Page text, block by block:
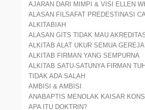
AJARAN DARI MIMPI & VISI ELLEN
ALASAN FILSAFAT PREDESTINASI
ALKITABIAH
ALASAN GITS TIDAK MAU
ALKITAB ALAT UKUR SEMUA GEREJA
ALKITAB FIRMAN YANG SEMPURNA
ALKITAB SATU-SATUNYA FIRMAN
TIDAK ADA SALAH
AMBISI & AMBISI
ANABAPTIS MENOLAK KAISAR
APA ITU DOKTRIN?